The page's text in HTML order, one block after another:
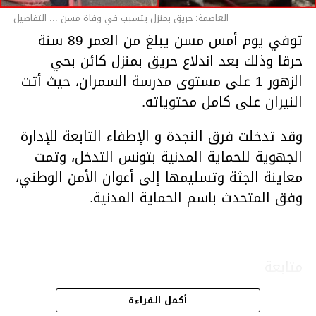
العاصمة: حريق بمنزل يتسبب في وفاة مسن ... التفاصيل
توفي يوم أمس مسن يبلغ من العمر 89 سنة
حرقا وذلك بعد اندلاع حريق بمنزل كائن بحي
الزهور 1 على مستوى مدرسة السمران، حيث أتت
النيران على كامل محتوياته.
وقد تدخلت فرق النجدة و الإطفاء التابعة للإدارة
الجهوية للحماية المدنية بتونس التدخل، وتمت
معاينة الجثة وتسليمها إلى أعوان الأمن الوطني،
وفق المتحدث باسم الحماية المدنية.
أكمل القراءة